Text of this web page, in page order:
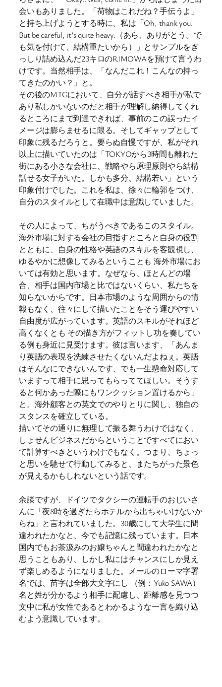
会いもありました。「荷物はこれだね？手伝うよ」
と持ち上げようとする時に、私は「Oh, thank you.
But be careful, it’s quite heavy.（あら、ありがとう。で
も気を付けて、結構重たいから）」とサンプルをぎ
っしり詰め込んだ23キロのRIMOWAを預けて言うわ
けです。当然相手は、「なんだこれ！こんなの持っ
てきたのかい？」と。
その後のMTGにおいて、自分が話すべき相手が私で
あり私しかいないのだと相手が理解し納得してくれ
るところにまで到達できれば、事前のこの誤ったイ
メージは膨らませるに限る。そしてギャップとして
印象に残るだろうと。要らぬ自慢ですが、私がそれ
以上に描いていたのは「TOKYOから3時間も離れた
街にある小さな会社に、戦略やら原理原則やら結構
話せる女子がいた。しかも多分、結構若い」という
印象付けでした。これを私は、徐々に輪郭をつけ、
自分のスタイルとして在職中は意識していました。
その人によって、ちがうべきであるこのスタイル。
海外市場に対する会社の目指すところと自身の役割
とともに、自身の性格や英語のスキルを客観視し、
ゆるやかに想像してみるということも 海外市場にお
いては有効と思います。なぜなら、ほとんどの場
合、相手は国内市場と比ではないくらい、私たちを
知らないからです。日本市場のような周囲からの情
報もなく、往々にして描いたことをそう運びやすい
自由度が広がっています。英語のスキルがそれほど
高くなくとも その描き方がフィットし功を奏してい
る例も身近に見受けます。彼は言います、「あんま
り英語の表現を洗練させたくないんだよねぇ。英語
はそんなにできないんです、でも一生懸命対応して
いますって相手に思ってもらっててほしい。そうす
ると何かあった際にもワンクッション置けるから」
と。海外顧客との英文でのやりとりに関し、独自の
スタンスを確立している。
描いてその通りに無理して振る舞うわけではなく、
しょせんビジネスだからということですべてにおい
て計算すべきというわけでもなく。つまり、ちょっ
と思いを馳せて行動してみると、またちがった景色
が見えるかもしれないという話です。
余談ですが、ドイツでタクシーの運転手のおじいさ
んに「夜8時を過ぎたらホテルから出ちゃいけないか
らね」と言われていました。30歳にして大学生に間
違われたかなと、今でも記憶に残っています。日本
国内でもお茶汲みのお嬢ちゃんと間違われたかなと
思うこともあり、しかし私にはチャンスにしか見え
ず楽しめるようになりました。メールのローマ字署
名では、苗字は全部大文字にし （例：Yuko SAWA）
名と姓が分かるよう相手に配慮し、距離感を見つつ
文中に私が女性であるとわかるような一言を織り込
むよう意識しています。